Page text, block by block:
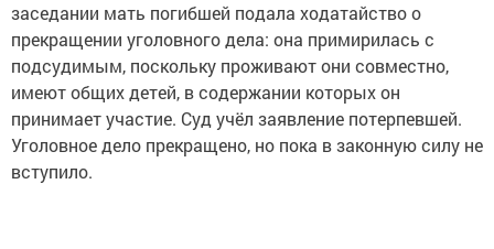
заседании мать погибшей подала ходатайство о
прекращении уголовного дела: она примирилась с
подсудимым, поскольку проживают они совместно,
имеют общих детей, в содержании которых он
принимает участие. Суд учёл заявление потерпевшей.
Уголовное дело прекращено, но пока в законную силу не
вступило.